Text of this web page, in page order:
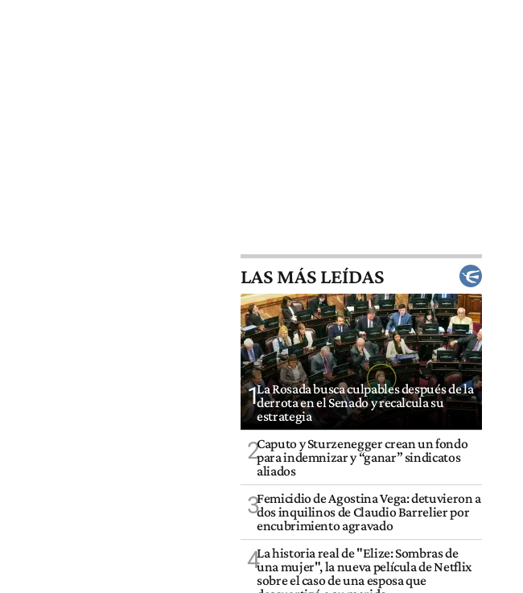
LAS MÁS LEÍDAS
1La Rosada busca culpables después de la
derrota en el Senado y recalcula su
estrategia
2Caputo y Sturzenegger crean un fondo
para indemnizar y “ganar” sindicatos
aliados
3Femicidio de Agostina Vega: detuvieron a
dos inquilinos de Claudio Barrelier por
encubrimiento agravado
4La historia real de "Elize: Sombras de
una mujer", la nueva película de Netflix
sobre el caso de una esposa que